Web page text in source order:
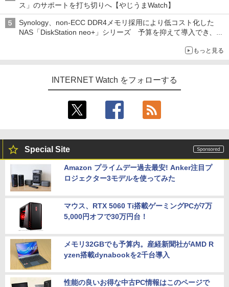
ス」のサポートを打ち切りへ【やじうまWatch】
Synology、non-ECC DDR4メモリ採用により低コスト化した
NAS「DiskStation neo+」シリーズ 予算を抑えて導入でき、
もっと見る
INTERNET Watch をフォローする
Special Site
Amazon プライムデー過去最安! Anker注目プ
ロジェクター3モデルを使ってみた
マウス、RTX 5060 Ti搭載ゲーミングPCが7万
5,000円オフで30万円台！
メモリ32GBでも予算内。産経新聞社がAMD R
yzen搭載dynabookを2千台導入
性能の良いお得な中古PC情報はこのページで